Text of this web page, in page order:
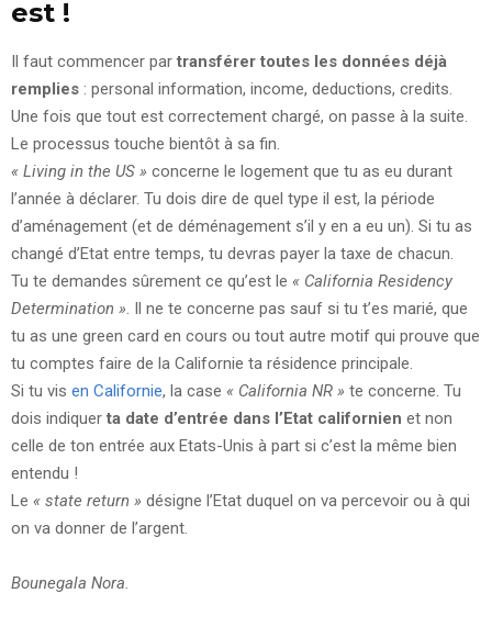
est !
Il faut commencer par transférer toutes les données déjà
remplies : personal information, income, deductions, credits.
Une fois que tout est correctement chargé, on passe à la suite.
Le processus touche bientôt à sa fin.
« Living in the US » concerne le logement que tu as eu durant
l’année à déclarer. Tu dois dire de quel type il est, la période
d’aménagement (et de déménagement s’il y en a eu un). Si tu as
changé d’Etat entre temps, tu devras payer la taxe de chacun.
Tu te demandes sûrement ce qu’est le « California Residency
Determination ». Il ne te concerne pas sauf si tu t’es marié, que
tu as une green card en cours ou tout autre motif qui prouve que
tu comptes faire de la Californie ta résidence principale.
Si tu vis en Californie, la case « California NR » te concerne. Tu
dois indiquer ta date d’entrée dans l’Etat californien et non
celle de ton entrée aux Etats-Unis à part si c’est la même bien
entendu !
Le « state return » désigne l’Etat duquel on va percevoir ou à qui
on va donner de l’argent.
Bounegala Nora.